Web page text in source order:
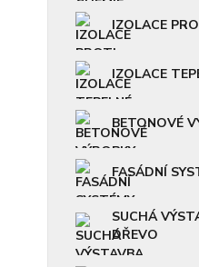
IZOLACE
IZOLACE
BETONOVÉ
FASÁDNÍ
SUCHÁ
DŘEVO